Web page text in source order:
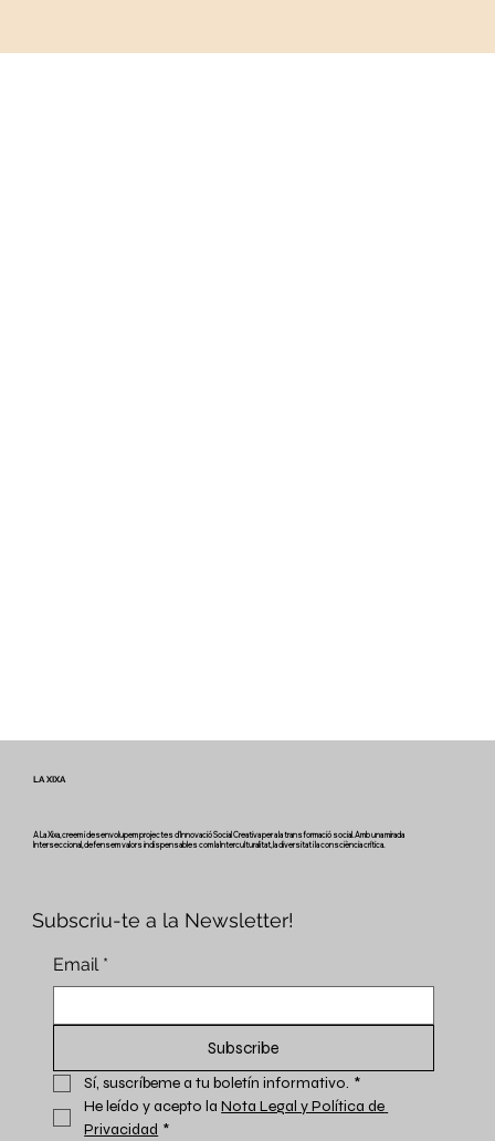
LA XIXA
A La Xixa, creem i desenvolupem projectes d'Innovació Social Creativa per a la transformació social. Amb una mirada
Interseccional, defensem valors indispensables com la Interculturalitat, la diversitat i la consciència crítica.
Subscriu-te a la Newsletter!
Email *
Subscribe
Sí, suscríbeme a tu boletín informativo. *
He leído y acepto la Nota Legal y Política de
Privacidad *